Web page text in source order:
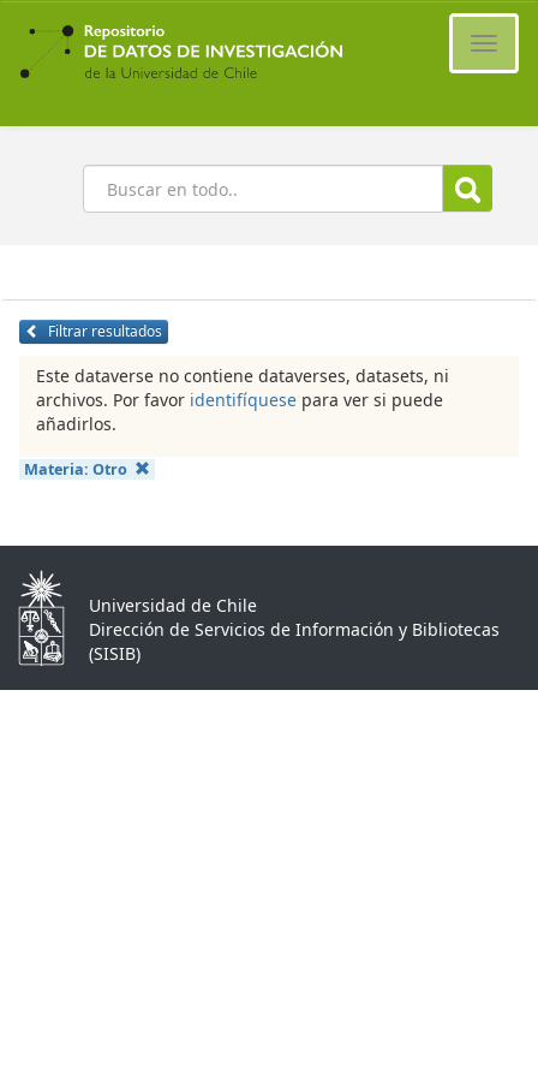
Ir
contenido
principal
Buscar
Filtrar resultados
Este dataverse no contiene dataverses, datasets, ni
archivos. Por favor identifíquese para ver si puede
añadirlos.
Materia: Otro
Universidad de Chile
Dirección de Servicios de Información y Bibliotecas
(SISIB)